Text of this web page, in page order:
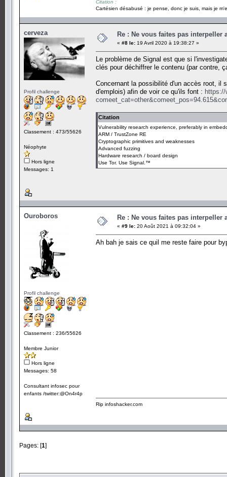
Citation :
Cartésien désabusé : je pense, donc je suis, mais je
cerveza
Profil challenge
Classement : 473/55626
Néophyte
Hors ligne
Messages: 1
Re : Ne vous faites pas
« #8 le: 19 Avril 2020 à 19:38:27 »
Le problème de Signal est que si
clés pour déchiffrer le contenu (par contre,
Concernant la possibilité d'un accès root, il
d'emplois) afin de voir ce qu'ils font :
Citation
Vulnerability research experience, preferably in
ARM / TrustZone RE
Cryptographic primitives and weaknesses
Advanced fuzzing
Hardware research / board design
Use Tor. Use Signal.™
Ouroboros
Profil challenge
Classement : 236/55626
Membre Junior
Hors ligne
Messages: 58
Consultant infosec pour
enfants /twitter:@On4r4p
Re : Ne vous faites pas
« #9 le: 20 Août 2021 à 09:32:04 »
Ah bah je sais ce quil me reste faire pour
Rip infoshacker.com
Pages: [1]